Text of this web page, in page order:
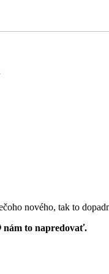
nového, tak to
nám to napredovať.